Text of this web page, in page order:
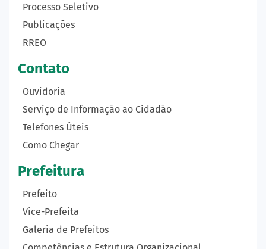
Processo Seletivo
Publicações
RREO
Contato
Ouvidoria
Serviço de Informação ao Cidadão
Telefones Úteis
Como Chegar
Prefeitura
Prefeito
Vice-Prefeita
Galeria de Prefeitos